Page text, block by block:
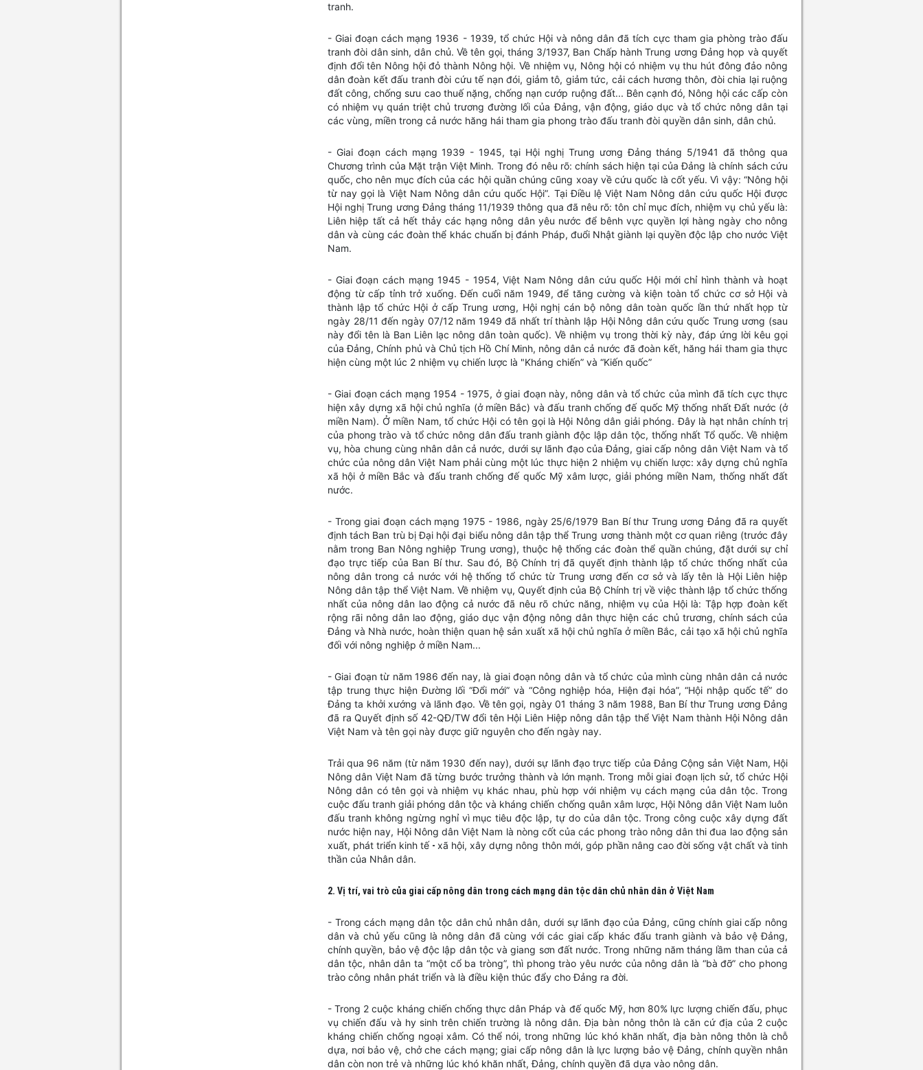
tranh.
- Giai đoạn cách mạng 1936 - 1939, tổ chức Hội và nông dân đã tích cực tham gia phòng trào đấu
tranh đòi dân sinh, dân chủ. Về tên gọi, tháng 3/1937, Ban Chấp hành Trung ương Đảng họp và quyết
định đổi tên Nông hội đỏ thành Nông hội. Về nhiệm vụ, Nông hội có nhiệm vụ thu hút đông đảo nông
dân đoàn kết đấu tranh đòi cứu tế nạn đói, giảm tô, giảm tức, cải cách hương thôn, đòi chia lại ruộng
đất công, chống sưu cao thuế nặng, chống nạn cướp ruộng đất... Bên cạnh đó, Nông hội các cấp còn
có nhiệm vụ quán triệt chủ trương đường lối của Đảng, vận động, giáo dục và tổ chức nông dân tại
các vùng, miền trong cả nước hăng hái tham gia phong trào đấu tranh đòi quyền dân sinh, dân chủ.
- Giai đoạn cách mạng 1939 - 1945, tại Hội nghị Trung ương Đảng tháng 5/1941 đã thông qua
Chương trình của Mặt trận Việt Minh. Trong đó nêu rõ: chính sách hiện tại của Đảng là chính sách cứu
quốc, cho nên mục đích của các hội quần chúng cũng xoay về cứu quốc là cốt yếu. Vì vậy: “Nông hội
từ nay gọi là Việt Nam Nông dân cứu quốc Hội”. Tại Điều lệ Việt Nam Nông dân cứu quốc Hội được
Hội nghị Trung ương Đảng tháng 11/1939 thông qua đã nêu rõ: tôn chỉ mục đích, nhiệm vụ chủ yếu là:
Liên hiệp tất cả hết thảy các hạng nông dân yêu nước để bênh vực quyền lợi hàng ngày cho nông
dân và cùng các đoàn thể khác chuẩn bị đánh Pháp, đuổi Nhật giành lại quyền độc lập cho nước Việt
Nam.
- Giai đoạn cách mạng 1945 - 1954, Việt Nam Nông dân cứu quốc Hội mới chỉ hình thành và hoạt
động từ cấp tỉnh trở xuống. Đến cuối năm 1949, để tăng cường và kiện toàn tổ chức cơ sở Hội và
thành lập tổ chức Hội ở cấp Trung ương, Hội nghị cán bộ nông dân toàn quốc lần thứ nhất họp từ
ngày 28/11 đến ngày 07/12 năm 1949 đã nhất trí thành lập Hội Nông dân cứu quốc Trung ương (sau
này đổi tên là Ban Liên lạc nông dân toàn quốc). Về nhiệm vụ trong thời kỳ này, đáp ứng lời kêu gọi
của Đảng, Chính phủ và Chủ tịch Hồ Chí Minh, nông dân cả nước đã đoàn kết, hăng hái tham gia thực
hiện cùng một lúc 2 nhiệm vụ chiến lược là "Kháng chiến” và “Kiến quốc”
- Giai đoạn cách mạng 1954 - 1975, ở giai đoạn này, nông dân và tổ chức của mình đã tích cực thực
hiện xây dựng xã hội chủ nghĩa (ở miền Bắc) và đấu tranh chống đế quốc Mỹ thống nhất Đất nước (ở
miền Nam). Ở miền Nam, tổ chức Hội có tên gọi là Hội Nông dân giải phóng. Đây là hạt nhân chính trị
của phong trào và tổ chức nông dân đấu tranh giành độc lập dân tộc, thống nhất Tổ quốc. Về nhiệm
vụ, hòa chung cùng nhân dân cả nước, dưới sự lãnh đạo của Đảng, giai cấp nông dân Việt Nam và tổ
chức của nông dân Việt Nam phải cùng một lúc thực hiện 2 nhiệm vụ chiến lược: xây dựng chủ nghĩa
xã hội ở miền Bắc và đấu tranh chống đế quốc Mỹ xâm lược, giải phóng miền Nam, thống nhất đất
nước.
- Trong giai đoạn cách mạng 1975 - 1986, ngày 25/6/1979 Ban Bí thư Trung ương Đảng đã ra quyết
định tách Ban trù bị Đại hội đại biểu nông dân tập thể Trung ương thành một cơ quan riêng (trước đây
nằm trong Ban Nông nghiệp Trung ương), thuộc hệ thống các đoàn thể quần chúng, đặt dưới sự chỉ
đạo trực tiếp của Ban Bí thư. Sau đó, Bộ Chính trị đã quyết định thành lập tổ chức thống nhất của
nông dân trong cả nước với hệ thống tổ chức từ Trung ương đến cơ sở và lấy tên là Hội Liên hiệp
Nông dân tập thể Việt Nam. Về nhiệm vụ, Quyết định của Bộ Chính trị về việc thành lập tổ chức thống
nhất của nông dân lao động cả nước đã nêu rõ chức năng, nhiệm vụ của Hội là: Tập hợp đoàn kết
rộng rãi nông dân lao động, giáo dục vận động nông dân thực hiện các chủ trương, chính sách của
Đảng và Nhà nước, hoàn thiện quan hệ sản xuất xã hội chủ nghĩa ở miền Bắc, cải tạo xã hội chủ nghĩa
đối với nông nghiệp ở miền Nam...
- Giai đoạn từ năm 1986 đến nay, là giai đoạn nông dân và tổ chức của mình cùng nhân dân cả nước
tập trung thực hiện Đường lối “Đổi mới” và “Công nghiệp hóa, Hiện đại hóa”, “Hội nhập quốc tế” do
Đảng ta khởi xướng và lãnh đạo. Về tên gọi, ngày 01 tháng 3 năm 1988, Ban Bí thư Trung ương Đảng
đã ra Quyết định số 42-QĐ/TW đổi tên Hội Liên Hiệp nông dân tập thể Việt Nam thành Hội Nông dân
Việt Nam và tên gọi này được giữ nguyên cho đến ngày nay.
Trải qua 96 năm (từ năm 1930 đến nay), dưới sự lãnh đạo trực tiếp của Đảng Cộng sản Việt Nam, Hội
Nông dân Việt Nam đã từng bước trưởng thành và lớn mạnh. Trong mỗi giai đoạn lịch sử, tổ chức Hội
Nông dân có tên gọi và nhiệm vụ khác nhau, phù hợp với nhiệm vụ cách mạng của dân tộc. Trong
cuộc đấu tranh giải phóng dân tộc và kháng chiến chống quân xâm lược, Hội Nông dân Việt Nam luôn
đấu tranh không ngừng nghỉ vì mục tiêu độc lập, tự do của dân tộc. Trong công cuộc xây dựng đất
nước hiện nay, Hội Nông dân Việt Nam là nòng cốt của các phong trào nông dân thi đua lao động sản
xuất, phát triển kinh tế -xã hội, xây dựng nông thôn mới, góp phần nâng cao đời sống vật chất và tinh
thần của Nhân dân.
2. Vị trí, vai trò của giai cấp nông dân trong cách mạng dân tộc dân chủ nhân dân ở Việt Nam
- Trong cách mạng dân tộc dân chủ nhân dân, dưới sự lãnh đạo của Đảng, cũng chính giai cấp nông
dân và chủ yếu cũng là nông dân đã cùng với các giai cấp khác đấu tranh giành và bảo vệ Đảng,
chính quyền, bảo vệ độc lập dân tộc và giang sơn đất nước. Trong những năm tháng lầm than của cả
dân tộc, nhân dân ta “một cổ ba tròng”, thì phong trào yêu nước của nông dân là “bà đỡ” cho phong
trào công nhân phát triển và là điều kiện thúc đẩy cho Đảng ra đời.
- Trong 2 cuộc kháng chiến chống thực dân Pháp và đế quốc Mỹ, hơn 80% lực lượng chiến đấu, phục
vụ chiến đấu và hy sinh trên chiến trường là nông dân. Địa bàn nông thôn là căn cứ địa của 2 cuộc
kháng chiến chống ngoại xâm. Có thể nói, trong những lúc khó khăn nhất, địa bàn nông thôn là chỗ
dựa, nơi bảo vệ, chở che cách mạng; giai cấp nông dân là lực lượng bảo vệ Đảng, chính quyền nhân
dân còn non trẻ và những lúc khó khăn nhất, Đảng, chính quyền đã dựa vào nông dân.